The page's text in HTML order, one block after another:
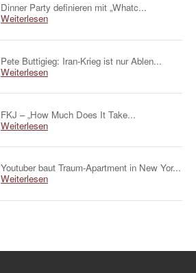
Dinner Party definieren mit „Whatc...
Weiterlesen
Pete Buttigieg: Iran-Krieg ist nur Ablen...
Weiterlesen
FKJ – „How Much Does It Take...
Weiterlesen
Youtuber baut Traum-Apartment in New Yor...
Weiterlesen